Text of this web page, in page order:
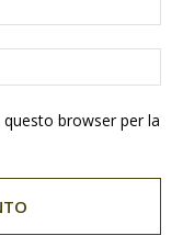
browser per la